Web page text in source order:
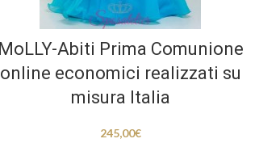
MoLLY-Abiti Prima Comunione
online economici realizzati su
misura Italia
245,00€